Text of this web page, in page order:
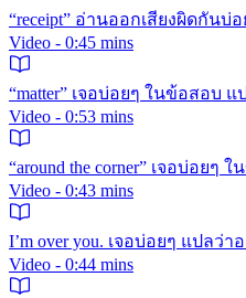
“receipt” อ่านออกเสียงผิดกันบ่
Video - 0:45 mins
“matter” เจอบ่อยๆ ในข้อสอบ แ
Video - 0:53 mins
“around the corner” เจอบ่อยๆ
Video - 0:43 mins
I’m over you. เจอบ่อยๆ แปลว่า
Video - 0:44 mins